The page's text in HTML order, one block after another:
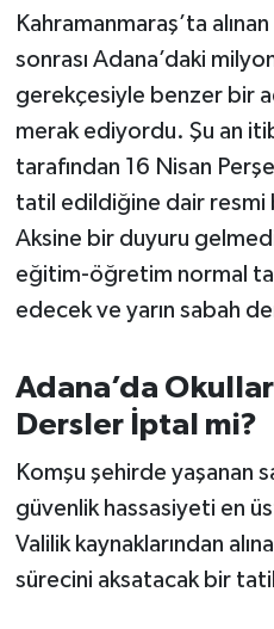
Kahramanmaraş’ta
sonrası Adana’daki
gerekçesiyle benzer bir
merak ediyordu. Şu an
tarafından 16 Nisan
tatil edildiğine dair resmi
Aksine bir duyuru
eğitim-öğretim normal
edecek ve yarın sabah
Adana’da
Dersler İptal mi?
Komşu şehirde yaşanan
güvenlik hassasiyeti en
Valilik kaynaklarından
sürecini aksatacak bir
Savaştepe
SEYAHAT
SİYASET
Sındırgı
SPOR
Susurluk
TARİHTE BUGÜN
TEKNOLOJİ